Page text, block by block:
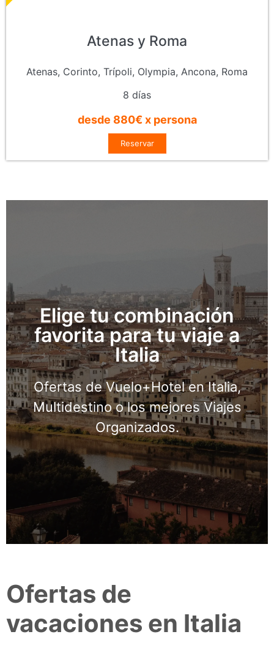
Atenas y Roma
Atenas, Corinto, Trípoli, Olympia, Ancona, Roma
8 días
desde 880€ x persona
Reservar
Elige tu combinación
favorita para tu viaje a
Italia
Ofertas de Vuelo+Hotel en Italia,
Multidestino o los mejores Viajes
Organizados.
¡Encuentra tu Circuito
Organizado!
Buscar Viajes Organizados en Italia
Ofertas de
vacaciones en Italia